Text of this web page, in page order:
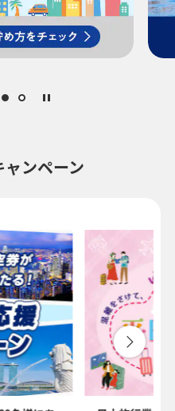
ードについて
もっともおトクな運賃となりま
場合があります。[検索する]ボタ
ださい。
市・日付となります。空席照会
さい。
ンペーン